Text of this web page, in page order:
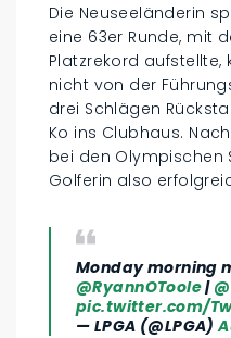
Die Neuseeländerin
eine 63er Runde, mit
Platzrekord aufstellte,
nicht von der
drei Schlägen
Ko ins Clubhaus.
bei den Olympischen
Golferin also
Monday morning
@RyannOToole|
pic.twitter.com/
— LPGA (@LPGA)